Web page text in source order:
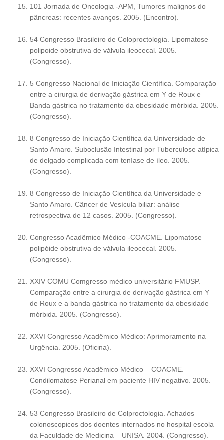
101 Jornada de Oncologia -APM, Tumores malignos do
pâncreas: recentes avanços. 2005. (Encontro).
54 Congresso Brasileiro de Coloproctologia. Lipomatose
polipoide obstrutiva de válvula ileocecal. 2005.
(Congresso).
5 Congresso Nacional de Iniciação Científica. Comparação
entre a cirurgia de derivação gástrica em Y de Roux e
Banda gástrica no tratamento da obesidade mórbida. 2005.
(Congresso).
8 Congresso de Iniciação Científica da Universidade de
Santo Amaro. Suboclusão Intestinal por Tuberculose atípica
de delgado complicada com teníase de íleo. 2005.
(Congresso).
8 Congresso de Iniciação Científica da Universidade e
Santo Amaro. Câncer de Vesícula biliar: análise
retrospectiva de 12 casos. 2005. (Congresso).
Congresso Acadêmico Médico -COACME. Lipomatose
polipóide obstrutiva de válvula ileocecal. 2005.
(Congresso).
XXIV COMU Comgresso médico universitário FMUSP.
Comparação entre a cirurgia de derivação gástrica em Y
de Roux e a banda gástrica no tratamento da obesidade
mórbida. 2005. (Congresso).
XXVI Congresso Acadêmico Médico: Aprimoramento na
Urgência. 2005. (Oficina).
XXVI Congresso Acadêmico Médico – COACME.
Condilomatose Perianal em paciente HIV negativo. 2005.
(Congresso).
53 Congresso Brasileiro de Colproctologia. Achados
colonoscopicos dos doentes internados no hospital escola
da Faculdade de Medicina – UNISA. 2004. (Congresso).